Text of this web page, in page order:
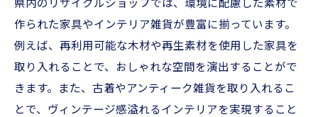
県内のリサイクルショップでは、環境に配慮した素材で
作られた家具やインテリア雑貨が豊富に揃っています。
例えば、再利用可能な木材や再生素材を使用した家具を
取り入れることで、おしゃれな空間を演出することがで
きます。また、古着やアンティーク雑貨を取り入れるこ
とで、ヴィンテージ感溢れるインテリアを実現すること